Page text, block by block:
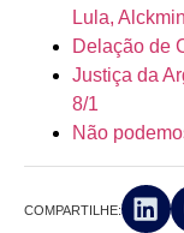
Lula,
Delação de
Justiça da
8/1
Não
COMPARTILHE: